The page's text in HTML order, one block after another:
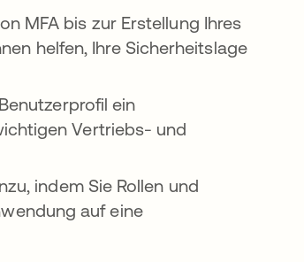
MFA bis zur Erstellung Ihres
helfen, Ihre Sicherheitslage
ein
Vertriebs- und
indem Sie Rollen und
auf eine